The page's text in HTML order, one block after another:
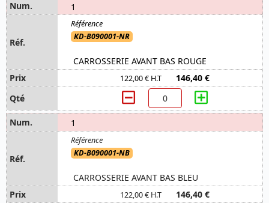
1
KD-B090001-NR
CARROSSERIE AVANT BAS ROUGE
122,00 € H.T 146,40 €
1
KD-B090001-NB
CARROSSERIE AVANT BAS BLEU
122,00 € H.T 146,40 €